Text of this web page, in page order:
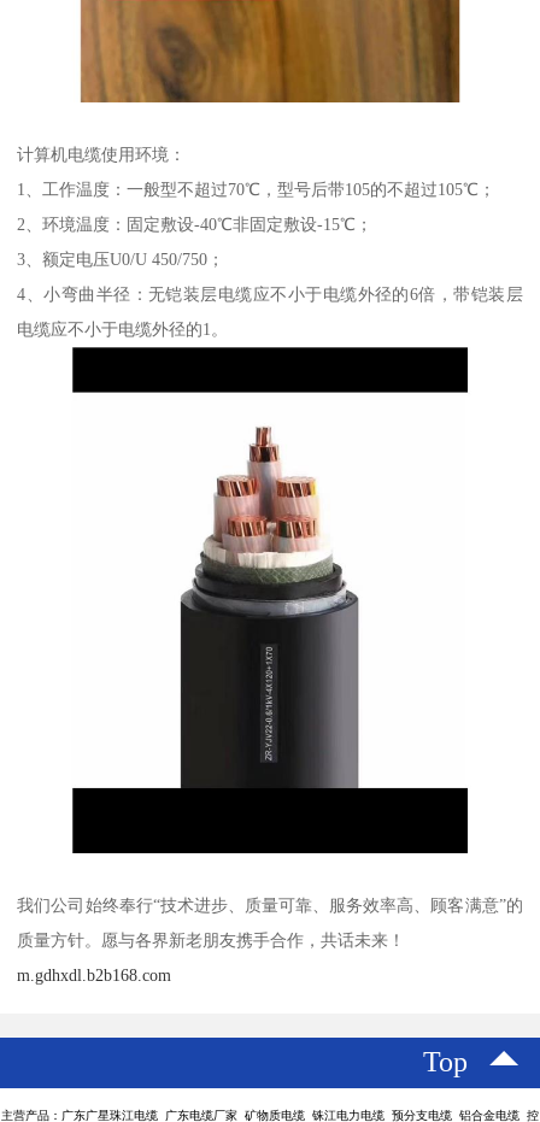
计算机电缆使用环境：
1、工作温度：一般型不超过70℃，型号后带105的不超过105℃；
2、环境温度：固定敷设-40℃非固定敷设-15℃；
3、额定电压U0/U 450/750；
4、小弯曲半径：无铠装层电缆应不小于电缆外径的6倍，带铠装层
电缆应不小于电缆外径的1。
我们公司始终奉行“技术进步、质量可靠、服务效率高、顾客满意”的
质量方针。愿与各界新老朋友携手合作，共话未来！
m.gdhxdl.b2b168.com
Top
主营产品：广东广星珠江电缆 广东电缆厂家 矿物质电缆 铢江电力电缆 预分支电缆 铝合金电缆 控